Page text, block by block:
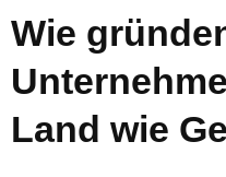
Wie
Land wie